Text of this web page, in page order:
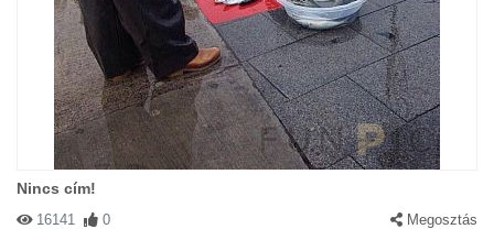
Nincs cím!
16141 0 Megosztás